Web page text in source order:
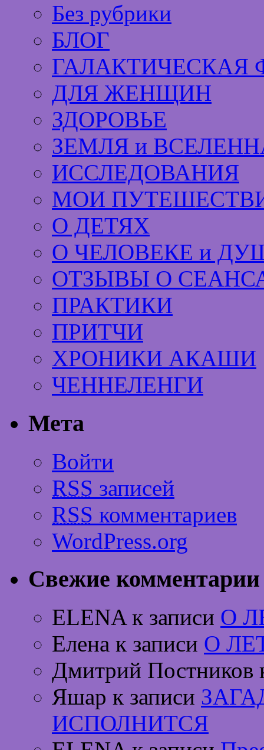
Без рубрики
БЛОГ
ГАЛАКТИЧЕСКАЯ
ДЛЯ ЖЕНЩИН
ЗДОРОВЬЕ
ЗЕМЛЯ и
ИССЛЕДОВАНИЯ
МОИ
О ДЕТЯХ
О ЧЕЛОВЕКЕ и
ОТЗЫВЫ О
ПРАКТИКИ
ПРИТЧИ
ХРОНИКИ АКАШИ
ЧЕННЕЛЕНГИ
Мета
Войти
RSS записей
RSS комментариев
WordPress.org
Свежие комментарии
ELENA к записи О
Елена к записи О
Дмитрий Постников
Яшар к записи
ИСПОЛНИТСЯ